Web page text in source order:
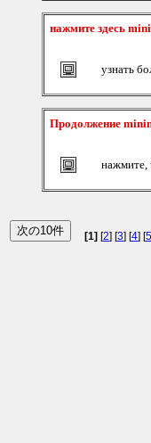
нажмите здесь
узнать
Продолжение
нажмите,
[1] [2] [3] [4] [5